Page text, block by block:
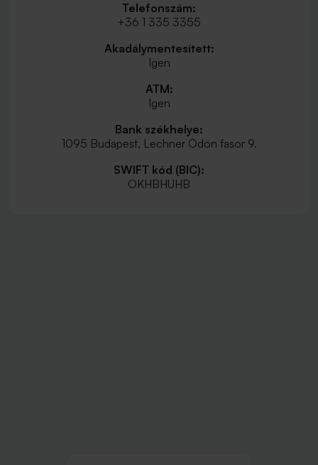
Telefonszám:
+36 1 335 3355
Akadálymentesített:
Igen
ATM:
Igen
Bank székhelye:
1095 Budapest, Lechner Ödön fasor 9.
SWIFT kód (BIC):
OKHBHUHB